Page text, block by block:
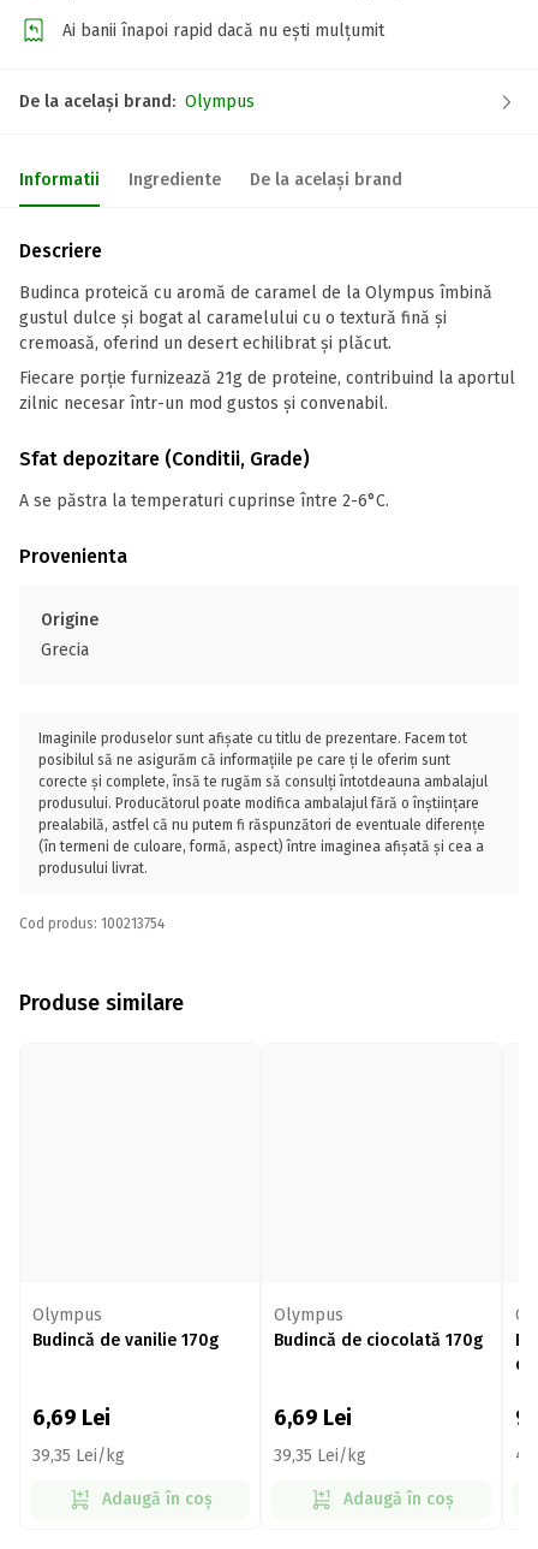
Ai banii înapoi rapid dacă nu ești mulțumit
De la același brand: Olympus
Informatii Ingrediente De la același brand
Descriere
Budinca proteică cu aromă de caramel de la Olympus îmbină
gustul dulce și bogat al caramelului cu o textură fină și
cremoasă, oferind un desert echilibrat și plăcut.
Fiecare porție furnizează 21g de proteine, contribuind la aportul
zilnic necesar într-un mod gustos și convenabil.
Sfat depozitare (Conditii, Grade)
A se păstra la temperaturi cuprinse între 2-6°C.
Provenienta
Origine
Grecia
Imaginile produselor sunt afișate cu titlu de prezentare. Facem tot
posibilul să ne asigurăm că informațiile pe care ți le oferim sunt
corecte și complete, însă te rugăm să consulți întotdeauna ambalajul
produsului. Producătorul poate modifica ambalajul fără o înștiințare
prealabilă, astfel că nu putem fi răspunzători de eventuale diferențe
(în termeni de culoare, formă, aspect) între imaginea afișată și cea a
produsului livrat.
Cod produs: 100213754
Produse similare
Olympus
Budincă de vanilie 170g
6,69 Lei
39,35 Lei/kg
Adaugă în coș
Olympus
Budincă de ciocolată 170g
6,69 Lei
39,35 Lei/kg
Adaugă în coș